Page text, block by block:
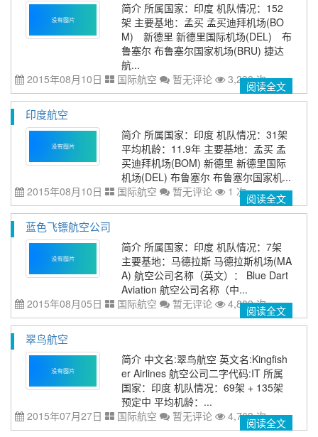
简介 所属国家：印度 机队情况：152
架 主要基地：孟买 孟买迪拜机场(BO
M) 新德里 新德里国际机场(DEL) 布
鲁塞尔 布鲁塞尔国家机场(BRU) 捷达
航...
2015年08月10日
国际航空 暂无评论 3,238 次阅读全文
印度航空
简介 所属国家：印度 机队情况：31架
平均机龄：11.9年 主要基地：孟买 孟
买迪拜机场(BOM) 新德里 新德里国际
机场(DEL) 布鲁塞尔 布鲁塞尔国家机...
2015年08月10日
国际航空 暂无评论 1 次阅读全文
蓝色飞镖航空公司
简介 所属国家：印度 机队情况：7架
主要基地：马德拉斯 马德拉斯机场(MA
A) 航空公司名称（英文）： Blue Dart
Aviation 航空公司名称（中...
2015年08月05日
国际航空 暂无评论 4,889 次阅读全文
翠鸟航空
简介 中文名:翠鸟航空 英文名:Kingfish
er Airlines 航空公司二字代码:IT 所属
国家：印度 机队情况：69架 + 135架
预定中 平均机龄：...
2015年07月27日
国际航空 暂无评论 4,763 次阅读全文